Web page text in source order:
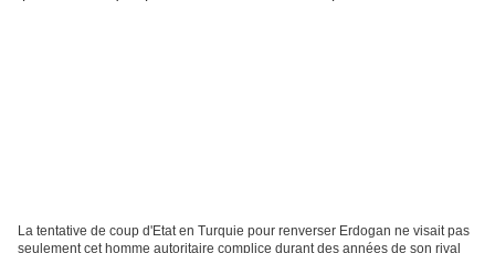
La tentative de coup d'Etat en Turquie pour renverser Erdogan ne visait pas
seulement cet homme autoritaire complice durant des années de son rival